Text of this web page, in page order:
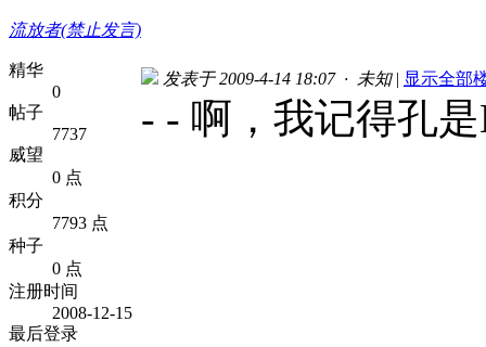
流放者(禁止发言)
精华
0
帖子
7737
威望
0 点
积分
7793 点
种子
0 点
注册时间
2008-12-15
最后登录
发表于 2009-4-14 18:07 · 未知 | 显示全部
- - 啊，我记得孔